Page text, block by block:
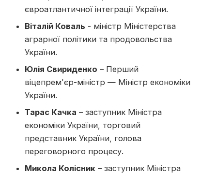
євроатлантичної інтеграції України.
Віталій Коваль - міністр Міністерства
аграрної політики та продовольства
України.
Юлія Свириденко – Перший
віцепрем'єр-міністр — Міністр економіки
України.
Тарас Качка – заступник Міністра
економіки України, торговий
представник України, голова
переговорного процесу.
Микола Колісник – заступник Міністра